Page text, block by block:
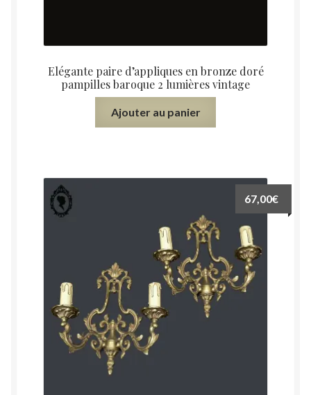
Elégante paire d’appliques en bronze doré
pampilles baroque 2 lumières vintage
Ajouter au panier
67,00€